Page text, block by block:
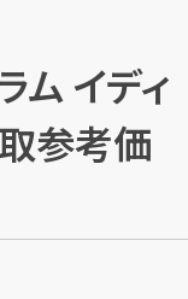
ム イディ
参考価